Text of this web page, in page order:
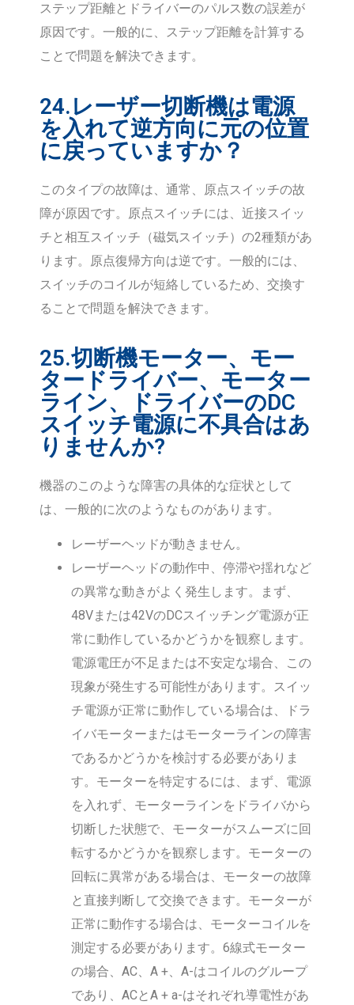
ステップ距離とドライバーのパルス数の誤差が
原因です。一般的に、ステップ距離を計算する
ことで問題を解決できます。
24.レーザー切断機は電源
を入れて逆方向に元の位置
に戻っていますか？
このタイプの故障は、通常、原点スイッチの故
障が原因です。原点スイッチには、近接スイッ
チと相互スイッチ（磁気スイッチ）の2種類があ
ります。原点復帰方向は逆です。一般的には、
スイッチのコイルが短絡しているため、交換す
ることで問題を解決できます。
25.切断機モーター、モー
タードライバー、モーター
ライン、ドライバーのDC
スイッチ電源に不具合はあ
りませんか?
機器のこのような障害の具体的な症状として
は、一般的に次のようなものがあります。
レーザーヘッドが動きません。
レーザーヘッドの動作中、停滞や揺れなど
の異常な動きがよく発生します。まず、
48Vまたは42VのDCスイッチング電源が正
常に動作しているかどうかを観察します。
電源電圧が不足または不安定な場合、この
現象が発生する可能性があります。スイッ
チ電源が正常に動作している場合は、ドラ
イバモーターまたはモーターラインの障害
であるかどうかを検討する必要がありま
す。モーターを特定するには、まず、電源
を入れず、モーターラインをドライバから
切断した状態で、モーターがスムーズに回
転するかどうかを観察します。モーターの
回転に異常がある場合は、モーターの故障
と直接判断して交換できます。モーターが
正常に動作する場合は、モーターコイルを
測定する必要があります。6線式モーター
の場合、AC、A +、A-はコイルのグループ
であり、ACとA + a-はそれぞれ導電性があ